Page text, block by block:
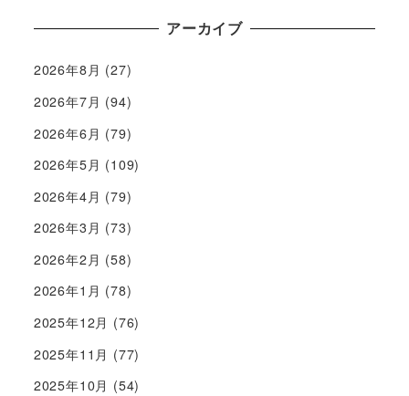
アーカイブ
2026年8月 (27)
2026年7月 (94)
2026年6月 (79)
2026年5月 (109)
2026年4月 (79)
2026年3月 (73)
2026年2月 (58)
2026年1月 (78)
2025年12月 (76)
2025年11月 (77)
2025年10月 (54)